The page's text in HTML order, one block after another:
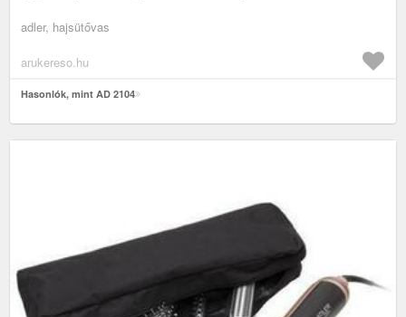
adler, hajsütővas
arukereso.hu
Hasonlók, mint AD 2104